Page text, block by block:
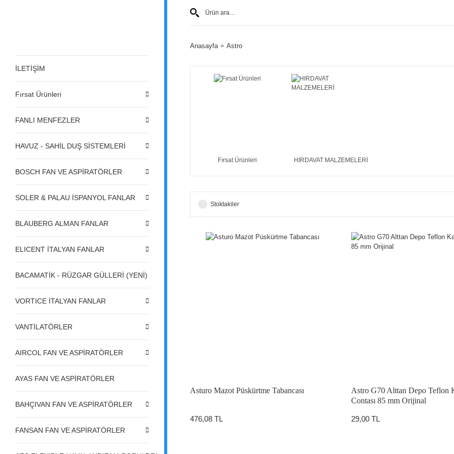
İLETİŞİM
Fırsat Ürünleri
FANLI MENFEZLER
HAVUZ - SAHİL DUŞ SİSTEMLERİ
BOSCH FAN VE ASPİRATÖRLER
SOLER & PALAU İSPANYOL FANLAR
BLAUBERG ALMAN FANLAR
ELICENT İTALYAN FANLAR
BACAMATİK - RÜZGAR GÜLLERİ (YENİ)
VORTICE İTALYAN FANLAR
VANTİLATÖRLER
AIRCOL FAN VE ASPİRATÖRLER
AYAS FAN VE ASPİRATÖRLER
BAHÇIVAN FAN VE ASPİRATÖRLER
FANSAN FAN VE ASPİRATÖRLER
Anasayfa Astro
Fırsat Ürünleri HIRDAVAT MALZEMELERİ
Stoktakiler
Asturo Mazot Püskürtme Tabancası
476,08 TL
Astro G70 Alttan Depo Teflon
Contası 85 mm Orijinal
29,00 TL